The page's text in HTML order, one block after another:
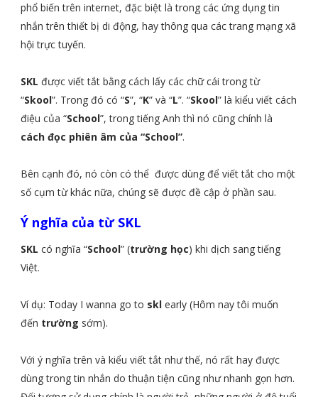
phổ biến trên internet, đặc biệt là trong các ứng dụng tin
nhắn trên thiết bị di động, hay thông qua các trang mạng xã
hội trực tuyến.
SKL được viết tắt bằng cách lấy các chữ cái trong từ
“Skool”. Trong đó có “S”, “K” và “L”. “Skool” là kiểu viết cách
điệu của “School”, trong tiếng Anh thì nó cũng chính là
cách đọc phiên âm của “School”.
Bên cạnh đó, nó còn có thể được dùng để viết tắt cho một
số cụm từ khác nữa, chúng sẽ được đề cập ở phần sau.
Ý nghĩa của từ SKL
SKL có nghĩa “School” (trường học) khi dịch sang tiếng
Việt.
Ví dụ: Today I wanna go to sklearly (Hôm nay tôi muốn
đến trường sớm).
Với ý nghĩa trên và kiểu viết tắt như thế, nó rất hay được
dùng trong tin nhắn do thuận tiện cũng như nhanh gọn hơn.